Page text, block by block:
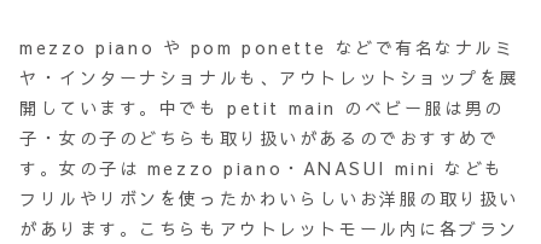
mezzo piano や pom ponette などで有名なナルミ
ヤ・インターナショナルも、アウトレットショップを展
開しています。中でも petit main のベビー服は男の
子・女の子のどちらも取り扱いがあるのでおすすめで
す。女の子は mezzo piano・ANASUI mini なども
フリルやリボンを使ったかわいらしいお洋服の取り扱い
があります。こちらもアウトレットモール内に各ブラン